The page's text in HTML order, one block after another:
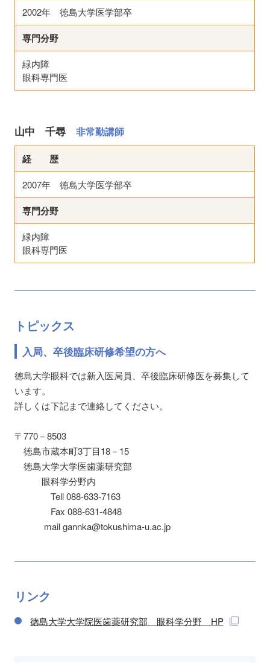
2002年 徳島大学医学部卒
専門分野
緑内障
眼科専門医
山中 千尋非常勤講師
経 歴
2007年 徳島大学医学部卒
専門分野
緑内障
眼科専門医
トピックス
入局、卒後臨床研修希望の方へ
徳島大学眼科では新入医局員、卒後臨床研修医を募集して
います。
詳しくは下記まで連絡してください。
〒770－8503
徳島市蔵本町3丁目18－15
徳島大学大学医歯薬研究部
眼科学分野内
Tell 088-633-7163
Fax 088-631-4848
mail gannka@tokushima-u.ac.jp
リンク
徳島大学大学院医歯薬研究部 眼科学分野 HP